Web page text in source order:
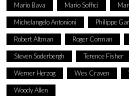
Mario Bava Mario Soffici
Michelangelo Antonioni Philippe
Robert Altman Roger Corman
Steven Soderbergh Terence Fisher
Werner Herzog Wes Craven
Woody Allen